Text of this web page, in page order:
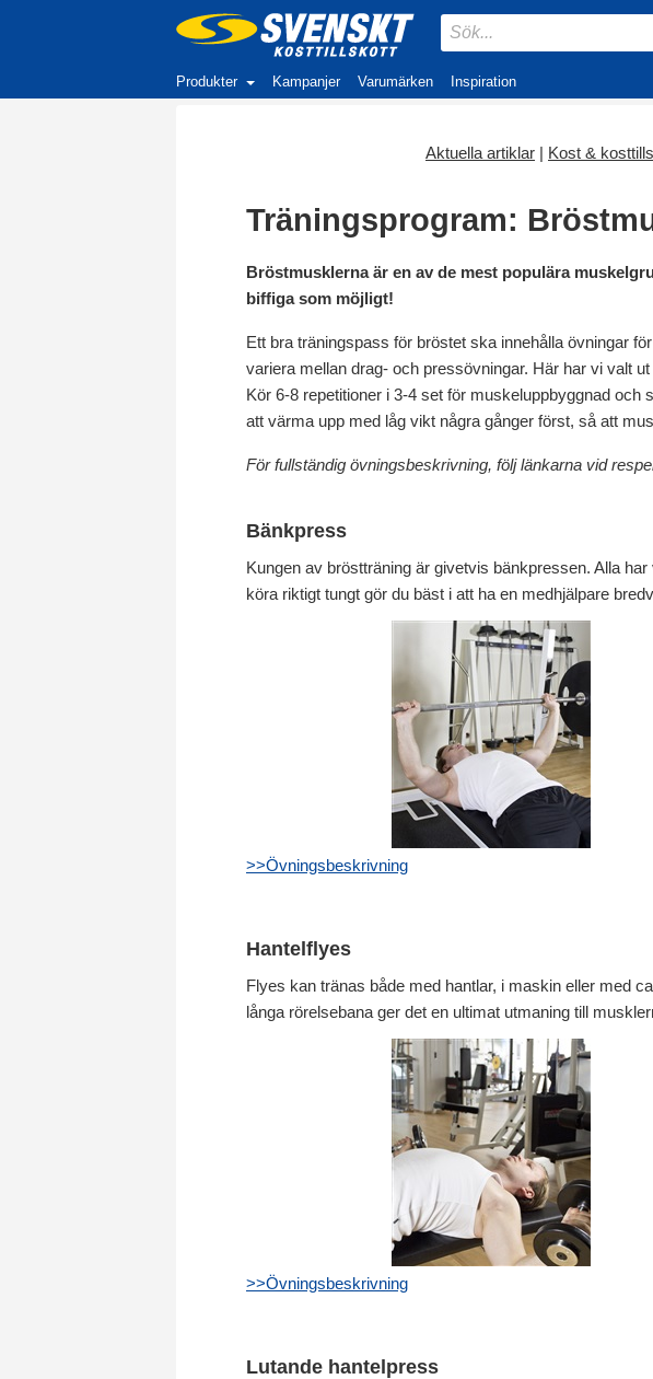
Produkter Kampanjer Varumärken Inspiration
Aktuella artiklar | Kost &
Träningsprogram:
Bröstmusklerna är en av de mest populära
biffiga som möjligt!
Ett bra träningspass för bröstet ska innehålla övningar
variera mellan drag- och pressövningar. Här har vi valt
Kör 6-8 repetitioner i 3-4 set för muskeluppbyggnad
att värma upp med låg vikt några gånger först, så att
För fullständig övningsbeskrivning, följ länkarna vid
Bänkpress
Kungen av bröstträning är givetvis bänkpressen. Alla
köra riktigt tungt gör du bäst i att ha en medhjälpare
>>Övningsbeskrivning
Hantelflyes
Flyes kan tränas både med hantlar, i maskin eller med
långa rörelsebana ger det en ultimat utmaning till
>>Övningsbeskrivning
Lutande hantelpress